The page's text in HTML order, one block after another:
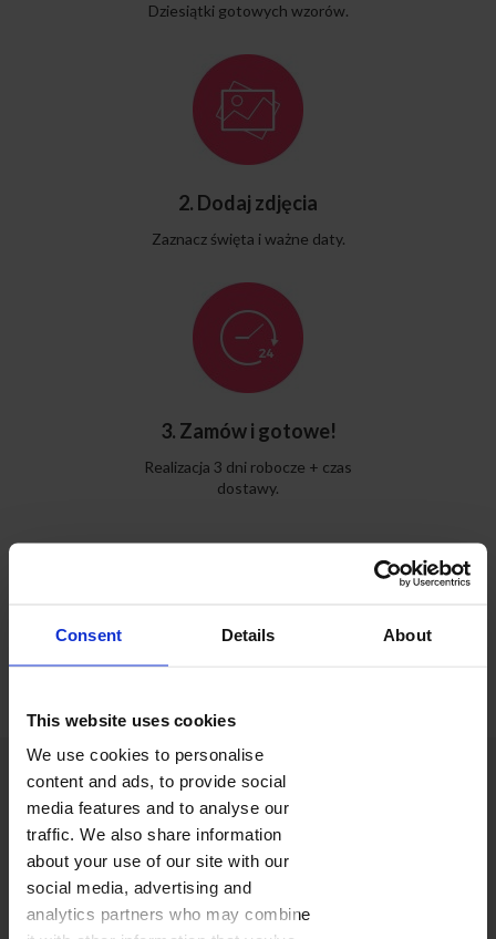
Consent Details About
This website uses cookies
We use cookies to personalise
content and ads, to provide social
media features and to analyse our
traffic. We also share information
about your use of our site with our
social media, advertising and
analytics partners who may combine
Dziesiątki gotowych wzorów.
2. Dodaj zdjęcia
Zaznacz święta i ważne daty.
3. Zamów i gotowe!
Realizacja 3 dni robocze + czas
dostawy.
Dziecięce
Na specjalne okazje
Podróżnicze
Zaprojektuj z nami wyjątkowy
fotokalendarz